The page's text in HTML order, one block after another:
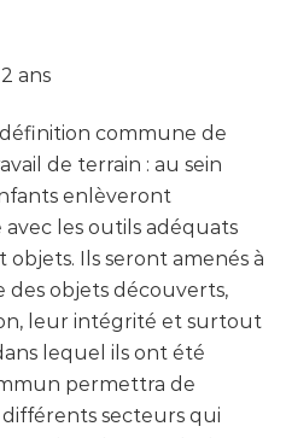
ans
commune de
de terrain : au sein
enlèveront
les outils adéquats
Ils seront amenés à
des objets découverts,
leur intégrité et surtout
lequel ils ont été
permettra de
secteurs qui